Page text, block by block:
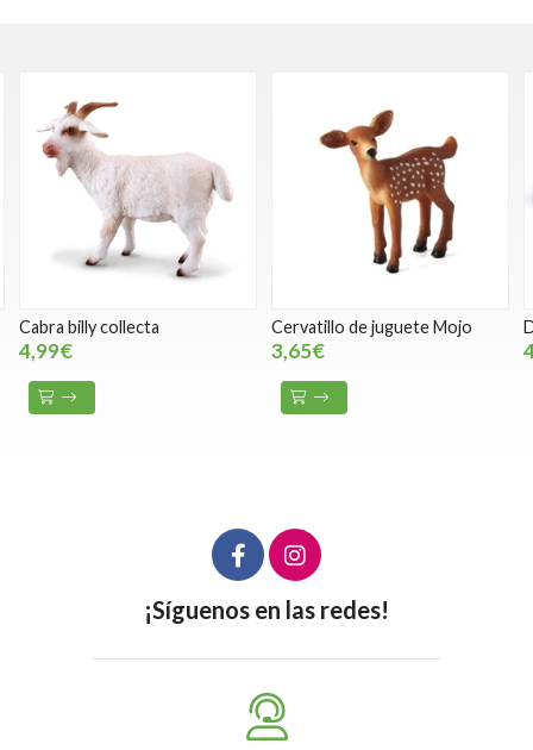
Cabra billy collecta
4,99€
Cervatillo de juguete Mojo
3,65€
¡Síguenos en las redes!